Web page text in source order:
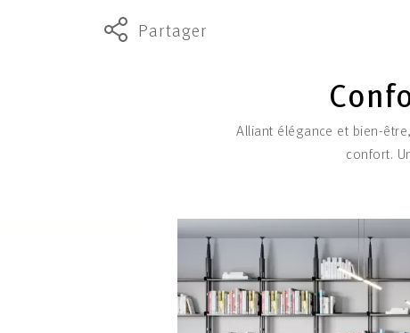
Partager
Alliant élégance et bien-
confort.